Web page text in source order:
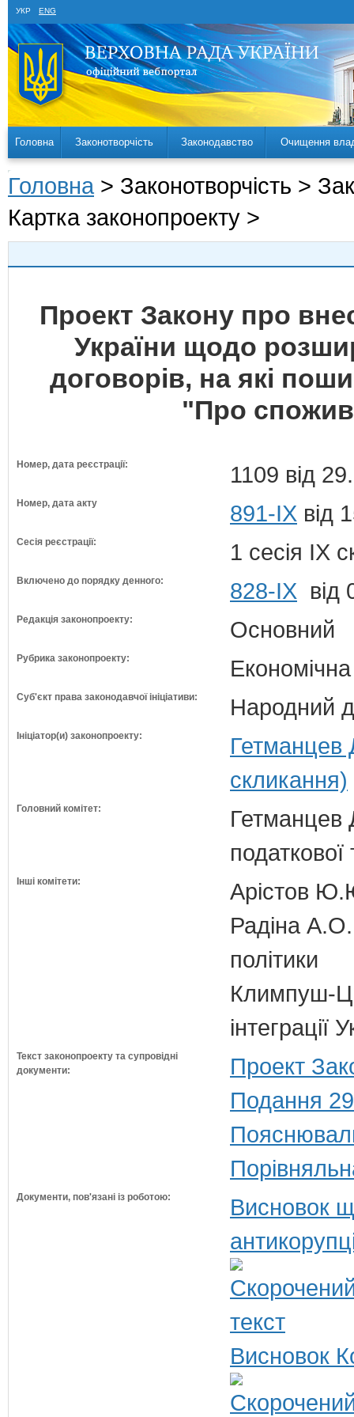
УКР ENG
Головна Законотворчість Законодавство Очищення
Головна > Законотворчість >
Картка законопроекту >
Проект Закону про
України щодо
договорів, на які
"Про
Номер, дата реєстрації: 1109 від
Номер, дата акту 891-IX від
Сесія реєстрації: 1 сесія IX
Включено до порядку денного: 828-ІХ від
Редакція законопроекту: Основний
Рубрика законопроекту:
Суб'єкт права законодавчої ініціативи: Народний
Ініціатор(и) законопроекту:
Гетманцев
скликання)
Головний комітет:
Гетманцев
податкової
Інші комітети:
Арістов
Радіна А.О.
політики
Климпуш-
Текст законопроекту та супровідні
документи:
Проект
Подання
Документи, пов'язані із роботою:
Висновок
Висновок